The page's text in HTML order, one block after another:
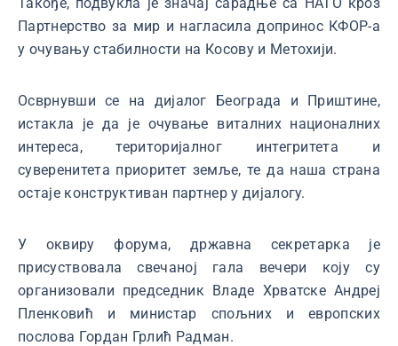
Партнерство за мир и нагласила допринос КФОР-а
у очувању стабилности на Косову и Метохији.
Осврнувши се на дијалог Београда и Приштине,
истакла је да је очување виталних националних
интереса, територијалног интегритета и
суверенитета приоритет земље, те да наша страна
остаје конструктиван партнер у дијалогу.
У оквиру форума, државна секретарка је
присуствовала свечаној гала вечери коју су
организовали председник Владе Хрватске Андреј
Пленковић и министар спољних и европских
послова Гордан Грлић Радман.